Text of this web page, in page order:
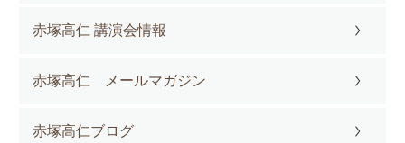
赤塚高仁 講演会情報
赤塚高仁 メールマガジン
赤塚高仁ブログ